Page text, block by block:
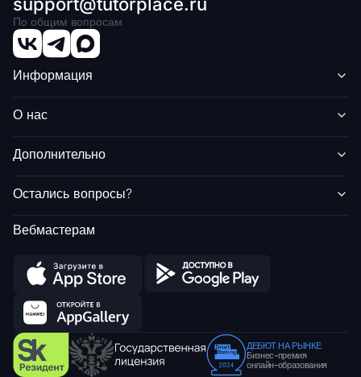
По общим вопросам
Информация
О нас
Дополнительно
Остались вопросы?
Вебмастерам
ДЕБЮТ НА РЫНКЕ
Бизнес-премия
онлайн-образования